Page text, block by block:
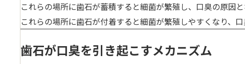
これらの場所に歯石が蓄積すると細菌が繁殖し、口臭の原因
これらの場所に歯石が付着すると細菌が繁殖しやすくなり、
歯石が口臭を引き起こすメカニズム